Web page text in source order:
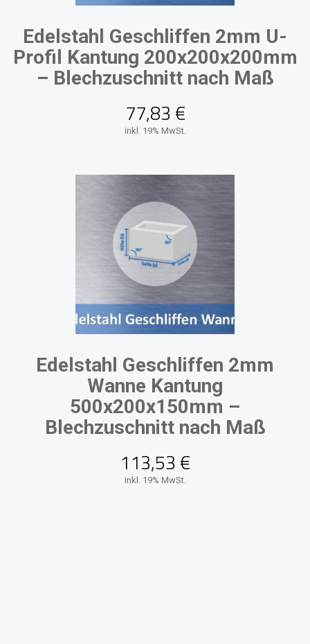
Edelstahl Geschliffen 2mm U-
Profil Kantung 200x200x200mm
– Blechzuschnitt nach Maß
77,83 €
inkl. 19% MwSt.
Edelstahl Geschliffen 2mm
Wanne Kantung
500x200x150mm –
Blechzuschnitt nach Maß
113,53 €
inkl. 19% MwSt.